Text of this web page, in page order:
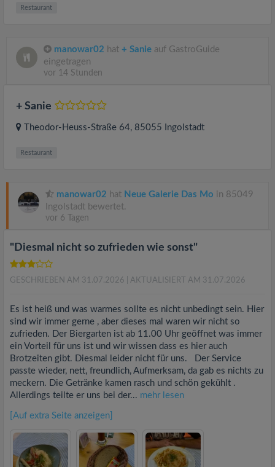
Restaurant
manowar02 hat + Sanie auf GastroGuide
eingetragen
vor 14 Stunden
+ Sanie
Theodor-Heuss-Straße 64, 85055 Ingolstadt
Restaurant
manowar02 hat Neue Galerie Das Mo in 85049
Ingolstadt bewertet.
vor 6 Tagen
"Diesmal nicht so zufrieden wie sonst"
GESCHRIEBEN AM 31.07.2026 | AKTUALISIERT AM 31.07.2026
Es ist heiß und was warmes sollte es nicht unbedingt sein. Hier
sind wir immer gerne , aber dieses mal waren wir nicht so
zufrieden. Der Biergarten ist ab 11.00 Uhr geöffnet was immer
ein Vorteil für uns ist und wir wissen dass es hier auch
Brotzeiten gibt. Diesmal leider nicht für uns. Der Service
passte wieder, nett, freundlich, Aufmerksam, da gab es nichts zu
meckern. Die Getränke kamen rasch und schön gekühlt .
Allerdings teilte er uns bei der... mehr lesen
[Auf extra Seite anzeigen]